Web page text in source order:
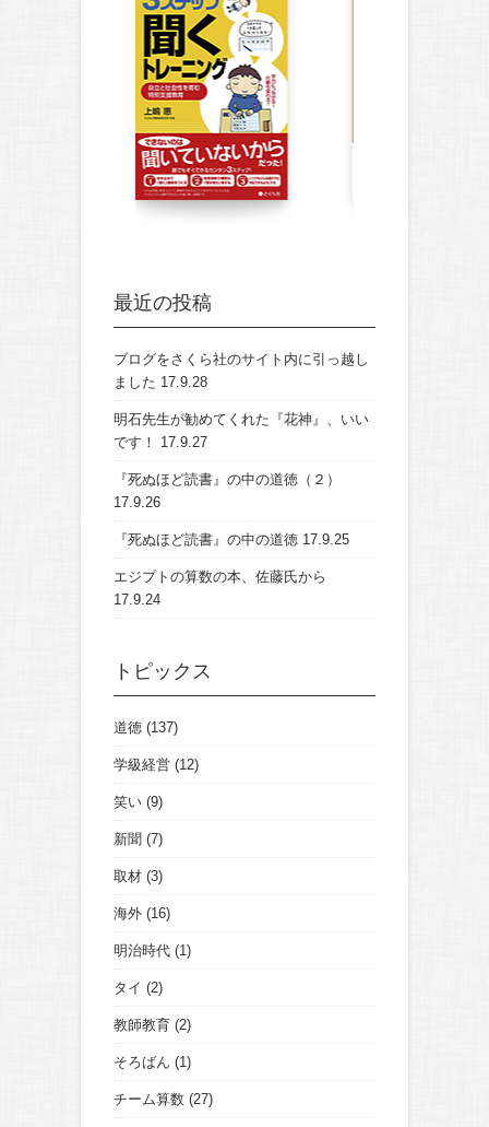
最近の投稿
ブログをさくら社のサイト内に引っ越し
ました 17.9.28
明石先生が勧めてくれた『花神』、いい
です！
17.9.27
『死ぬほど読書』の中の道徳（２）
17.9.26
『死ぬほど読書』の中の道徳 17.9.25
エジプトの算数の本、佐藤氏から
17.9.24
トピックス
道徳 (137)
学級経営 (12)
笑い (9)
新聞 (7)
取材 (3)
海外 (16)
明治時代 (1)
タイ (2)
教師教育 (2)
そろばん (1)
チーム算数 (27)